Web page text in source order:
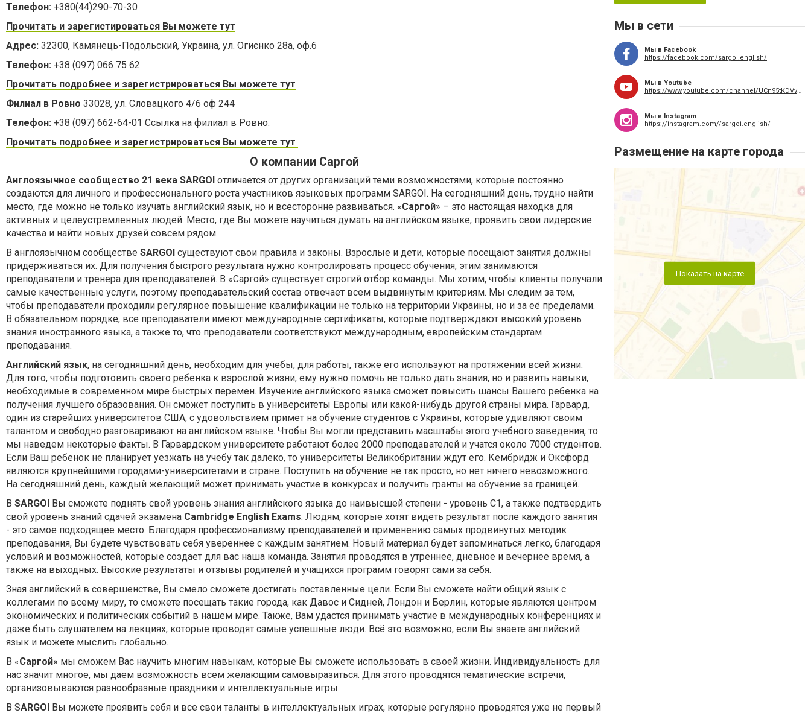
Телефон: +380(44)290-70-30
Прочитать и зарегистироваться Вы можете тут
Адрес: 32300, Камянець-Подольский, Украина, ул. Огиєнко 28а, оф.6
Телефон: +38 (097) 066 75 62
Прочитать подробнее и зарегистрироваться Вы можете тут
Филиал в Ровно 33028, ул. Словацкого 4/6 оф 244
Телефон: +38 (097) 662-64-01 Ссылка на филиал в Ровно.
Прочитать подробнее и зарегистрироваться Вы можете тут
О компании Саргой
Англоязычное сообщество 21 века SARGOI отличается от других организаций теми возможностями, которые постоянно
создаются для личного и профессионального роста участников языковых программ SARGOI. На сегодняшний день, трудно найти
место, где можно не только изучать английский язык, но и всесторонне развиваться. «Саргой» – это настоящая находка для
активных и целеустремленных людей. Место, где Вы можете научиться думать на английском языке, проявить свои лидерские
качества и найти новых друзей совсем рядом.
В англоязычном сообществе SARGOI существуют свои правила и законы. Взрослые и дети, которые посещают занятия должны
придерживаться их. Для получения быстрого результата нужно контролировать процесс обучения, этим занимаются
преподаватели и тренера для преподавателей. В «Саргой» существует строгий отбор команды. Мы хотим, чтобы клиенты получали
самые качественные услуги, поэтому преподавательский состав отвечает всем выдвинутым критериям. Мы следим за тем,
чтобы преподаватели проходили регулярное повышение квалификации не только на территории Украины, но и за её пределами.
В обязательном порядке, все преподаватели имеют международные сертификаты, которые подтверждают высокий уровень
знания иностранного языка, а также то, что преподаватели соответствуют международным, европейским стандартам
преподавания.
Английский язык, на сегодняшний день, необходим для учебы, для работы, также его используют на протяжении всей жизни.
Для того, чтобы подготовить своего ребенка к взрослой жизни, ему нужно помочь не только дать знания, но и развить навыки,
необходимые в современном мире быстрых перемен. Изучение английского языка сможет повысить шансы Вашего ребенка на
получения лучшего образования. Он сможет поступить в университеты Европы или какой-нибудь другой страны мира. Гарвард,
один из старейших университетов США, с удовольствием примет на обучение студентов с Украины, которые удивляют своим
талантом и свободно разговаривают на английском языке. Чтобы Вы могли представить масштабы этого учебного заведения, то
мы наведем некоторые факты. В Гарвардском университете работают более 2000 преподавателей и учатся около 7000 студентов.
Если Ваш ребенок не планирует уезжать на учебу так далеко, то университеты Великобритании ждут его. Кембридж и Оксфорд
являются крупнейшими городами-университетами в стране. Поступить на обучение не так просто, но нет ничего невозможного.
На сегодняшний день, каждый желающий может принимать участие в конкурсах и получить гранты на обучение за границей.
В SARGOI Вы сможете поднять свой уровень знания английского языка до наивысшей степени - уровень C1, а также подтвердить
свой уровень знаний сдачей экзамена Cambridge English Exams. Людям, которые хотят видеть результат после каждого занятия
- это самое подходящее место. Благодаря профессионализму преподавателей и применению самых продвинутых методик
преподавания, Вы будете чувствовать себя увереннее с каждым занятием. Новый материал будет запоминаться легко, благодаря
условий и возможностей, которые создает для вас наша команда. Занятия проводятся в утреннее, дневное и вечернее время, а
также на выходных. Высокие результаты и отзывы родителей и учащихся программ говорят сами за себя.
Зная английский в совершенстве, Вы смело сможете достигать поставленные цели. Если Вы сможете найти общий язык с
коллегами по всему миру, то сможете посещать такие города, как Давос и Сидней, Лондон и Берлин, которые являются центром
экономических и политических событий в нашем мире. Также, Вам удастся принимать участие в международных конференциях и
даже быть слушателем на лекциях, которые проводят самые успешные люди. Всё это возможно, если Вы знаете английский
язык и можете мыслить глобально.
В «Саргой» мы сможем Вас научить многим навыкам, которые Вы сможете использовать в своей жизни. Индивидуальность для
нас значит многое, мы даем возможность всем желающим самовыразиться. Для этого проводятся тематические встречи,
организовываются разнообразные праздники и интеллектуальные игры.
В SARGOI Вы можете проявить себя и все свои таланты в интеллектуальных играх, которые регулярно проводятся уже не первый
Мы в сети
Мы в Facebook
https://facebook.com/sargoi.english/
Мы в Youtube
https://www.youtube.com/channel/UCn95tKDVvdwGis3keHbjgRA
Мы в Instagram
https://instagram.com//sargoi.english/
Размещение на карте города
Показать на карте